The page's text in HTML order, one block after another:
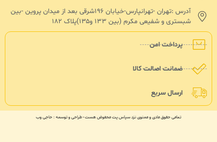
پرداخت امن
ضمانت اصالت کالا
ارسال سریع
آدرس :تهران -تهرانپارس-خیابان ۱۹۶شرقی بعد از میدان پروین -بین
شبستری و شفیعی مکرم (بین ۱۳۳ و۱۳۵)پلاک ۱۸۲
تمامی حقوق مادی و معنوی نزد سپاس پت محفوض هست - طراحی و توسعه : حاجی وب